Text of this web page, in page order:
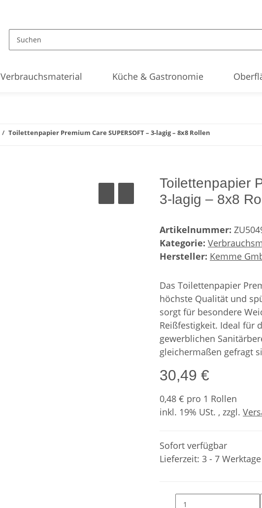
Verbrauchsmaterial Küche & Gastronomie
Toilettenpapier Premium Care SUPERSOFT – 3-lagig – 8x8 Rollen
Toilettenpapier
3-lagig – 8x8
Artikelnummer:
Kategorie:
Hersteller: Kemme
Das Toilettenpapier
höchste Qualität und
sorgt für besondere
Reißfestigkeit. Ideal für
gewerblichen
gleichermaßen gefragt
30,49 €
0,48 € pro 1 Rollen
inkl. 19% USt. , zzgl.
Sofort verfügbar
Lieferzeit: 3 - 7 Werktage